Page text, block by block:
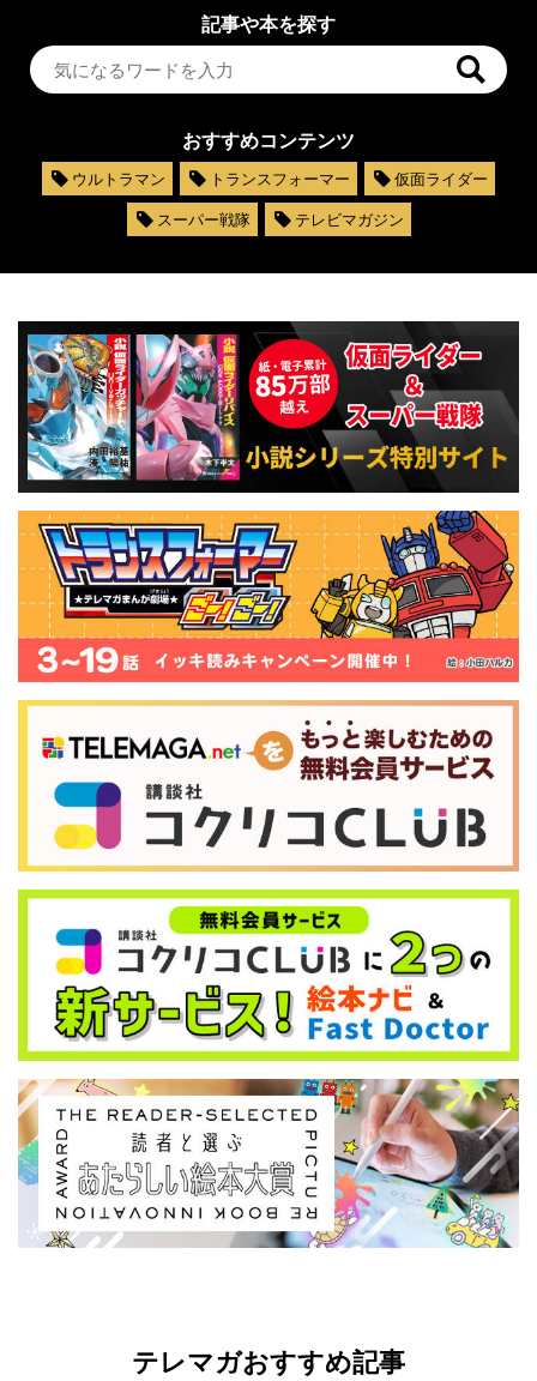
記事や本を探す
おすすめコンテンツ
ウルトラマン トランスフォーマー
仮面ライダー
スーパー戦隊
テレビマガジン
テレマガおすすめ記事